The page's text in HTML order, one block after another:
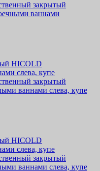
закрытый
ваннами
закрытый
ваннами слева, купе
закрытый
ваннами слева, купе